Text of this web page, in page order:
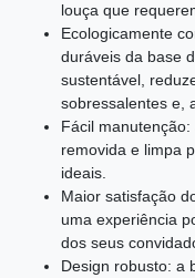
louça que
Ecologicamente
duráveis ​​da base
sustentável,
sobressalentes e,
Fácil
removida e limpa
ideais.
Maior satisfação
uma experiência
dos seus
Design robusto: a